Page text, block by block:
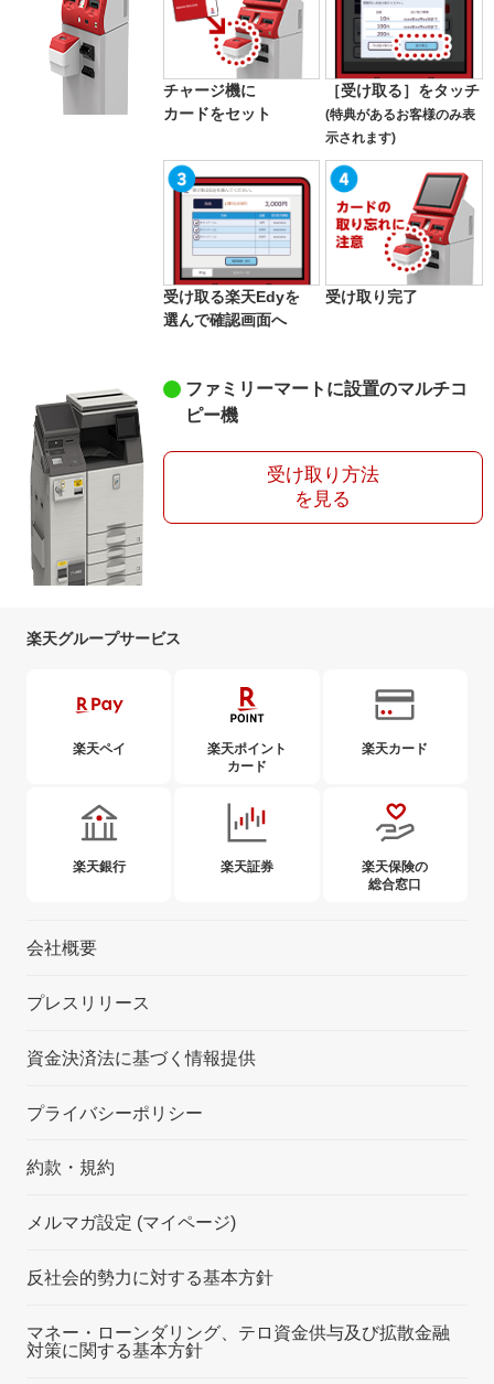
チャージ機に
カードをセット
［受け取る］をタッチ
(特典があるお客様のみ表
示されます)
受け取る楽天Edyを
選んで確認画面へ
受け取り完了
ファミリーマートに設置のマルチコ
ピー機
受け取り方法
を見る
楽天グループサービス
楽天ペイ
楽天ポイント
カード
楽天カード
楽天銀行 楽天証券
楽天保険の
総合窓口
会社概要
プレスリリース
資金決済法に基づく情報提供
プライバシーポリシー
約款・規約
メルマガ設定 (マイページ)
反社会的勢力に対する基本方針
マネー・ローンダリング、テロ資金供与及び拡散金融
対策に関する基本方針